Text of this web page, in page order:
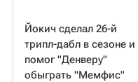
Йокич сделал 26-й
трипл-дабл в сезоне и
помог "Денверу"
обыграть "Мемфис"